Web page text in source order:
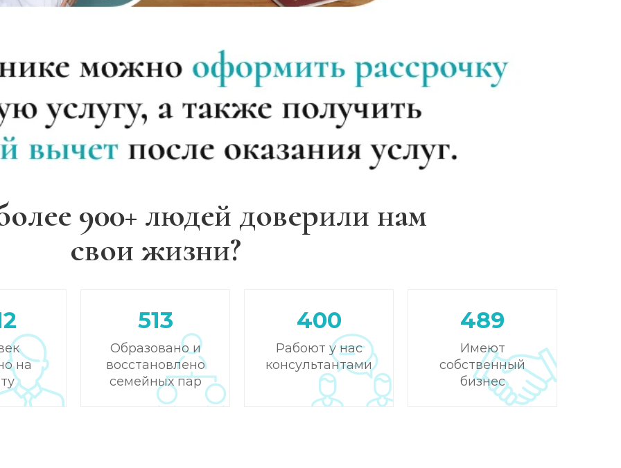
900+ людей доверили нам
свои жизни?
на
513
Образовано и
восстановлено
семейных пар
400
Рабоют у нас
консультантами
489
Имеют
собственный
бизнес